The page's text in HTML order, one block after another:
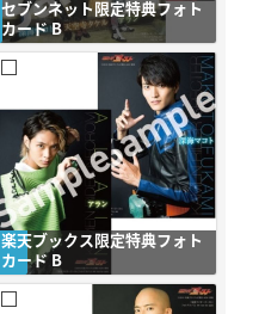
セブンネット限定特典フォト
カード B
楽天ブックス限定特典フォト
カード B